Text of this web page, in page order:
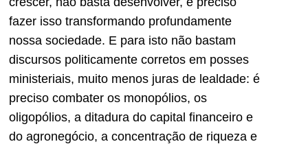
fazer isso transformando profundamente
nossa sociedade. E para isto não bastam
discursos politicamente corretos em posses
ministeriais, muito menos juras de lealdade: é
preciso combater os monopólios, os
oligopólios, a ditadura do capital financeiro e
do agronegócio, a concentração de riqueza e